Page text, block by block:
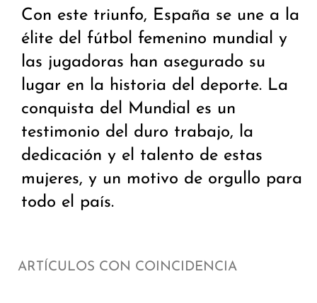
Con este triunfo, España se une a la
élite del fútbol femenino mundial y
las jugadoras han asegurado su
lugar en la historia del deporte. La
conquista del Mundial es un
testimonio del duro trabajo, la
dedicación y el talento de estas
mujeres, y un motivo de orgullo para
todo el país.
ARTÍCULOS CON COINCIDENCIA